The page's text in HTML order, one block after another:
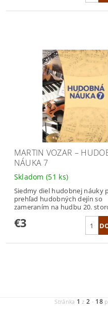
MARTIN VOZAR –
NÁUKA 7
Skladom(51 ks)
Siedmy diel hudobnej náuky
prehľad hudobných dejín so
zameraním na hudbu 20.
€3
Stránka 1 z2 - 18